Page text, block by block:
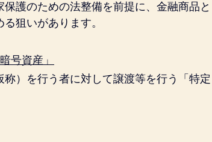
護のための法整備を前提に、金融商品と
狙いがあります。
号資産」
）を行う者に対して譲渡等を行う「特定